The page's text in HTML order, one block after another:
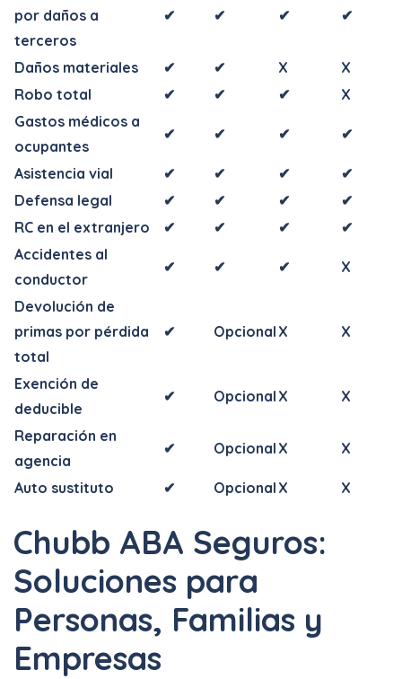
por daños a
terceros
✔ ✔ ✔ ✔
Daños materiales ✔ ✔ X
X
Robo total
✔ ✔ ✔
X
Gastos médicos a
ocupantes
✔ ✔ ✔ ✔
Asistencia vial ✔ ✔ ✔
✔
Defensa legal
✔ ✔ ✔
✔
RC en el extranjero
✔ ✔ ✔
✔
Accidentes al
conductor
✔ ✔ ✔ X
Devolución de
primas por pérdida
total
✔ Opcional X X
Exención de
deducible
✔ Opcional X X
Reparación en
agencia
✔ Opcional X X
Auto sustituto ✔ Opcional X X
Chubb ABA Seguros:
Soluciones para
Personas, Familias y
Empresas